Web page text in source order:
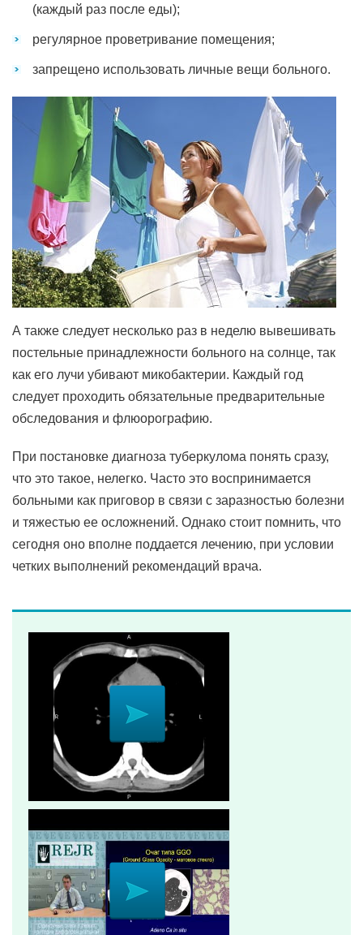
(каждый раз после еды);
регулярное проветривание помещения;
запрещено использовать личные вещи больного.
А также следует несколько раз в неделю вывешивать
постельные принадлежности больного на солнце, так
как его лучи убивают микобактерии. Каждый год
следует проходить обязательные предварительные
обследования и флюорографию.
При постановке диагноза туберкулома понять сразу,
что это такое, нелегко. Часто это воспринимается
больными как приговор в связи с заразностью болезни
и тяжестью ее осложнений. Однако стоит помнить, что
сегодня оно вполне поддается лечению, при условии
четких выполнений рекомендаций врача.